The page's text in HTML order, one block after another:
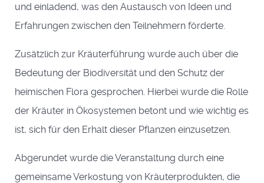
und einladend, was den Austausch von Ideen und
Erfahrungen zwischen den Teilnehmern förderte.
Zusätzlich zur Kräuterführung wurde auch über die
Bedeutung der Biodiversität und den Schutz der
heimischen Flora gesprochen. Hierbei wurde die Rolle
der Kräuter in Ökosystemen betont und wie wichtig es
ist, sich für den Erhalt dieser Pflanzen einzusetzen.
Abgerundet wurde die Veranstaltung durch eine
gemeinsame Verkostung von Kräuterprodukten, die